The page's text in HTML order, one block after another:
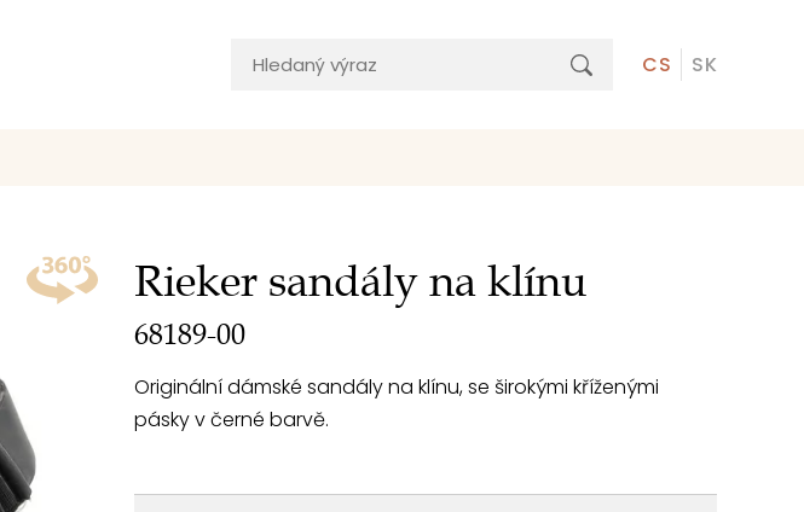
CS SK
Rieker sandály na klínu
68189-00
Originální dámské sandály na klínu, se širokými kříženými
pásky v černé barvě.